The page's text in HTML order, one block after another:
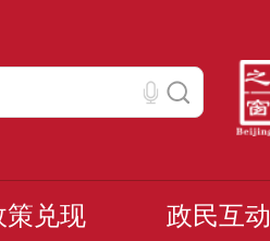
策兑现 政民互动